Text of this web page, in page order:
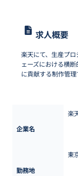
求人概要
楽天にて、生産プ
ェーズにおける横
に貢献する制作管理
企業名
楽
勤務地
東